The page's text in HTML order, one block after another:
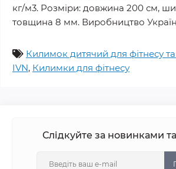
кг/м3. Розміри: довжина 200 см,
товщина 8 мм. Виробництво
Килимок дитячий для фітнесу
IVN, Килимки для фітнесу
Слідкуйте за новинками